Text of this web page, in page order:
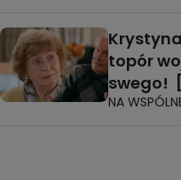
topór
swego!
NA